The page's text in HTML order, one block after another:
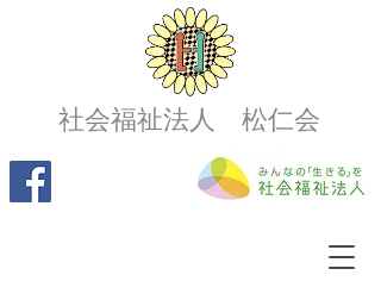
社会福祉法人 松仁会